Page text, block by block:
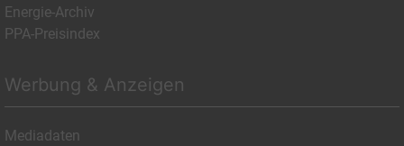
Energie-Archiv
PPA-Preisindex
Werbung & Anzeigen
Mediadaten